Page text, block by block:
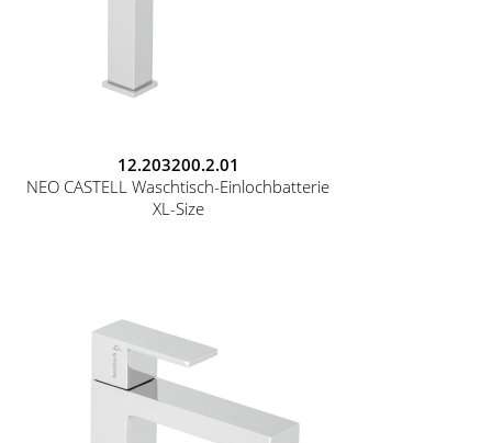
12.203200.2.01
NEO CASTELL Waschtisch-Einlochbatterie
XL-Size